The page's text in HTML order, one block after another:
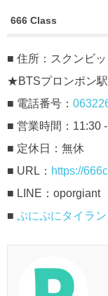
666 Class
■ 住所：スクンビ
★BTSプロンポン
■ 電話番号：
■ 営業時間：11:30
■ 定休日：無休
■ URL： https://
■ LINE：oporgiant
■ ぷにぷにタイラ